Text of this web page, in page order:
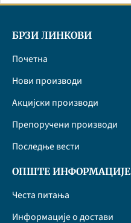
БРЗИ ЛИНКОВИ
Почетна
Нови производи
Акцијски производи
Препоручени производи
Последње вести
ОПШТЕ ИНФОРМАЦИЈЕ
Честа питања
Информације о достави